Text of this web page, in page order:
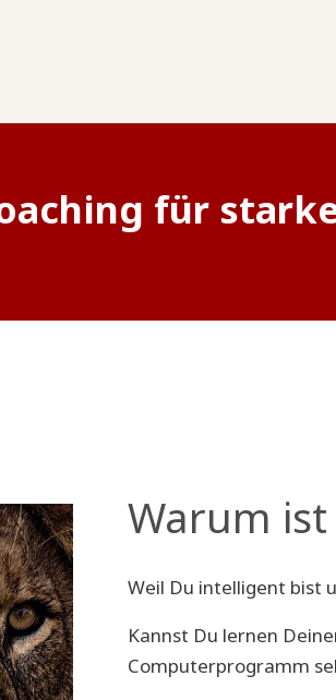
für
Warum
Weil Du intelligent bist
Kannst Du lernen
Computerprogramm